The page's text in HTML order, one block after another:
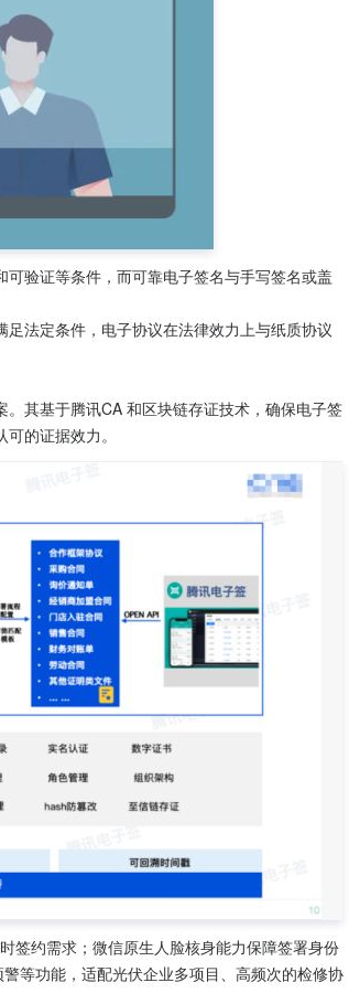
可验证等条件，而可靠电子签名与手写签名或盖
法定条件，电子协议在法律效力上与纸质协议
其基于腾讯CA 和区块链存证技术，确保电子签
的证据效力。
签约需求；微信原生人脸核身能力保障签署身份
等功能，适配光伏企业多项目、高频次的检修协